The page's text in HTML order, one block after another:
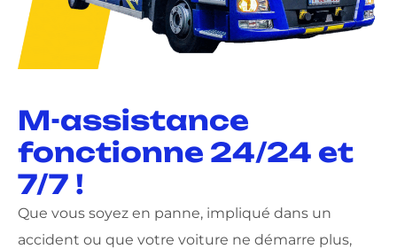
M-assistance
fonctionne 24/24 et
7/7 !
Que vous soyez en panne, impliqué dans un
accident ou que votre voiture ne démarre plus,